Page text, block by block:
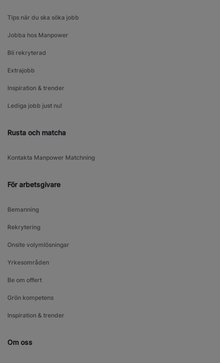
Tips när du ska söka jobb
Jobba hos Manpower
Bli rekryterad
Extrajobb
Inspiration & trender
Lediga jobb just nu!
Rusta och matcha
Kontakta Manpower Matchning
För arbetsgivare
Bemanning
Rekrytering
Onsite volymlösningar
Yrkesområden
Be om offert
Grön kompetens
Inspiration & trender
Om oss